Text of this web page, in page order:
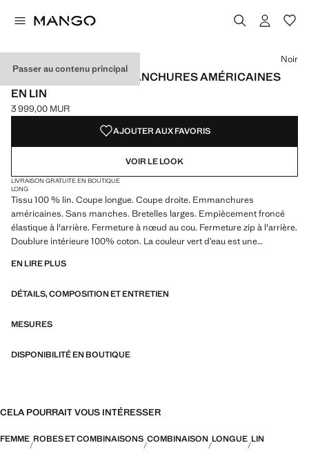
Passer au contenu principal
COMBINAISON À EMMANCHURES AMÉRICAINES
EN LIN
Prix actuel [3 999,00 MUR ]
3 999,00 MUR
Choisissez une couleur
Couleur Noir sélectionnée
Couleur Vert pastel
Noir
AJOUTER AUX FAVORIS
VOIR LE LOOK
LIVRAISON GRATUITE EN BOUTIQUE
LONG
Tissu 100 % lin. Coupe longue. Coupe droite. Emmanchures
américaines. Sans manches. Bretelles larges. Empiècement froncé
élastique à l'arrière. Fermeture à nœud au cou. Fermeture zip à l'arrière.
Doublure intérieure 100% coton. La couleur vert d’eau est une
EN LIRE PLUS
DÉTAILS, COMPOSITION ET ENTRETIEN
MESURES
DISPONIBILITÉ EN BOUTIQUE
CELA POURRAIT VOUS INTÉRESSER
FEMME ROBES ET COMBINAISONS COMBINAISON LONGUE LIN